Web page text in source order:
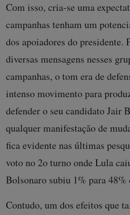
Com isso, cria-se uma
campanhas tenham um
dos apoiadores do presidente.
diversas mensagens nesses
campanhas, o tom era de
intenso movimento para
defender o seu candidato Jair
qualquer manifestação de
fica evidente nas últimas
voto no 2o turno onde Lula
Bolsonaro subiu 1% para
Contudo, um dos efeitos que